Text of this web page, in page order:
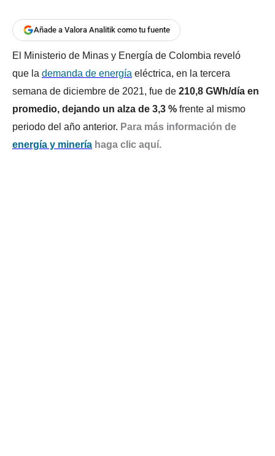
Añade a Valora Analitik como tu fuente
El Ministerio de Minas y Energía de Colombia reveló
que la demanda de energía eléctrica, en la tercera
semana de diciembre de 2021, fue de 210,8 GWh/día en
promedio, dejando un alza de 3,3 % frente al mismo
periodo del año anterior. Para más información de
energía y minería haga clic aquí.